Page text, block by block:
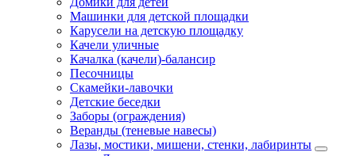
Машинки для детской площадки
Карусели на детскую площадку
Качели уличные
Качалка (качели)-балансир
Песочницы
Скамейки-лавочки
Детские беседки
Заборы (ограждения)
Веранды (теневые навесы)
Лазы, мостики, мишени, стенки, лабиринты